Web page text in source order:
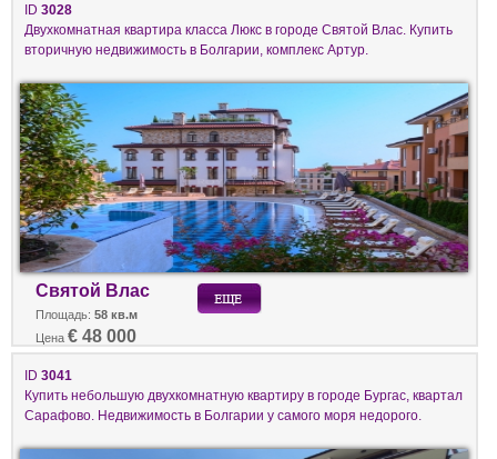
ID 3028
Двухкомнатная квартира класса Люкс в городе Святой Влас. Купить
вторичную недвижимость в Болгарии, комплекс Артур.
Святой Влас
Площадь: 58 кв.м
Цена € 48 000
ID 3041
Купить небольшую двухкомнатную квартиру в городе Бургас, квартал
Сарафово. Недвижимость в Болгарии у самого моря недорого.